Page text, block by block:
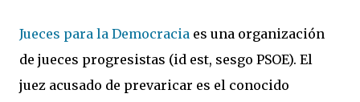
Jueces para la Democracia es una organización
de jueces progresistas (id est, sesgo PSOE). El
juez acusado de prevaricar es el conocido